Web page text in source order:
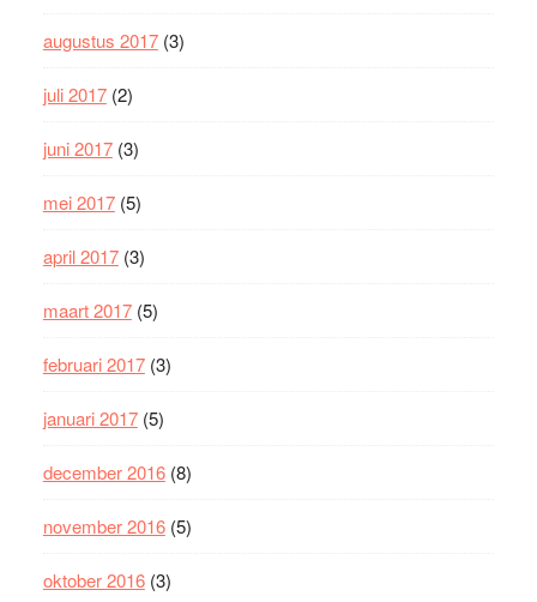
augustus 2017(3)
juli 2017(2)
juni 2017(3)
mei 2017(5)
april 2017(3)
maart 2017(5)
februari 2017(3)
januari 2017(5)
december 2016(8)
november 2016(5)
oktober 2016(3)